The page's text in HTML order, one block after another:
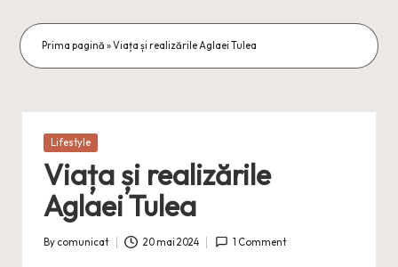
conexiuni
reale
Prima pagină »Viața și realizările Aglaei Tulea
Posted
Lifestyle
Viața și realizările
Aglaei Tulea
Posted
By comunicat 20 mai 2024 1 Comment